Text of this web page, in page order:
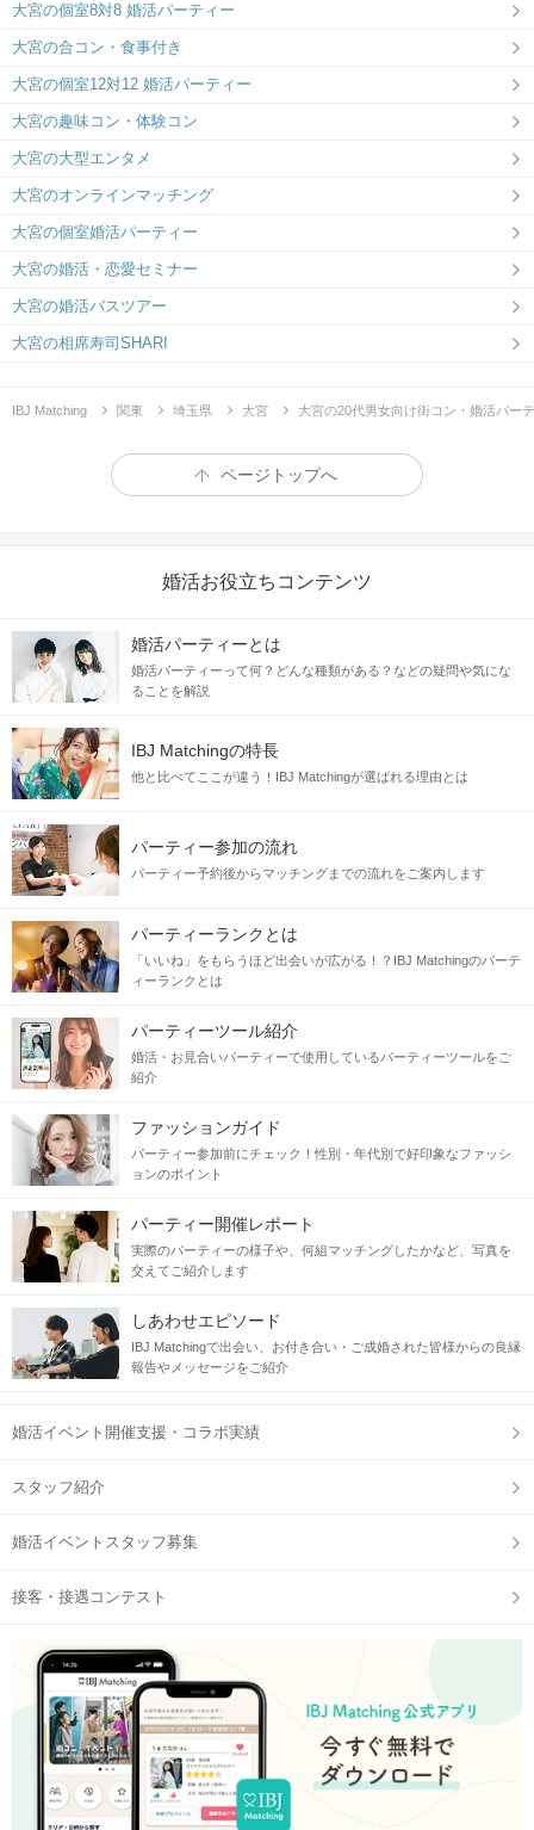
大宮の個室8対8 婚活パーティー
大宮の合コン・食事付き
大宮の個室12対12 婚活パーティー
大宮の趣味コン・体験コン
大宮の大型エンタメ
大宮のオンラインマッチング
大宮の個室婚活パーティー
大宮の婚活・恋愛セミナー
大宮の婚活バスツアー
大宮の相席寿司SHARI
IBJ Matching 関東 埼玉県 大宮 大宮の20代男女向け街コン・婚活パー
ページトップへ
婚活お役立ちコンテンツ
婚活パーティーとは
婚活パーティーって何？どんな種類がある？などの疑問や気にな
ることを解説
IBJ Matchingの特長
他と比べてここが違う！IBJ Matchingが選ばれる理由とは
パーティー参加の流れ
パーティー予約後からマッチングまでの流れをご案内します
パーティーランクとは
「いいね」をもらうほど出会いが広がる！？IBJ Matchingのパーテ
ィーランクとは
パーティーツール紹介
婚活・お見合いパーティーで使用しているパーティーツールをご
紹介
ファッションガイド
パーティー参加前にチェック！性別・年代別で好印象なファッシ
ョンのポイント
パーティー開催レポート
実際のパーティーの様子や、何組マッチングしたかなど、写真を
交えてご紹介します
しあわせエピソード
IBJ Matchingで出会い、お付き合い・ご成婚された皆様からの良縁
報告やメッセージをご紹介
婚活イベント開催支援・コラボ実績
スタッフ紹介
婚活イベントスタッフ募集
接客・接遇コンテスト